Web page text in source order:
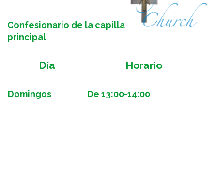
Confesionario de la capilla
principal
Día Horario
Domingos De 13:00-14:00